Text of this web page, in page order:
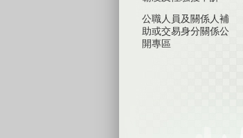
公職人員及關係人補
助或交易身分關係公
開專區